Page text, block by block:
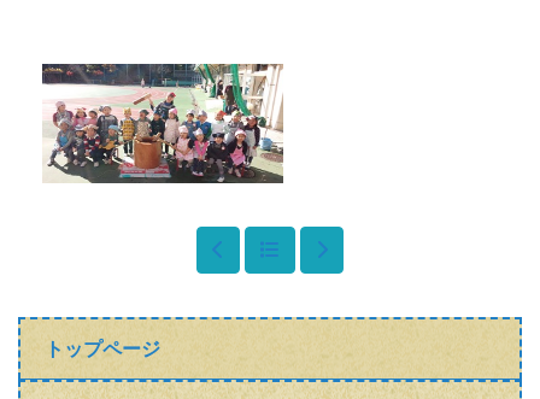
トップページ